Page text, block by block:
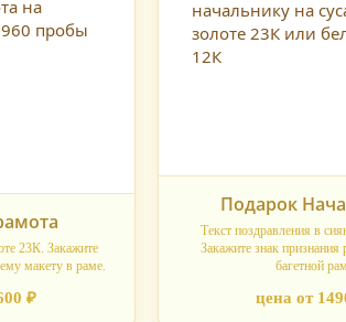
23К. Закажите
макету в раме.
₽
Подарок
Текст поздравления в
Закажите знак признания
багетной
цена от